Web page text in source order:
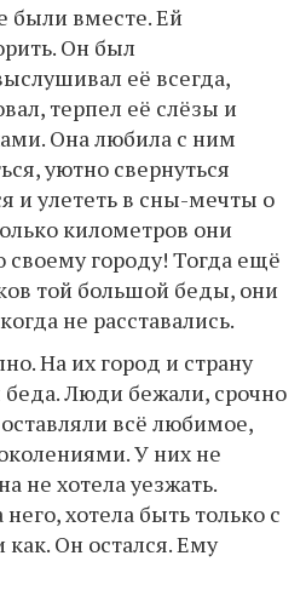
были вместе. Ей
Он был
её всегда,
терпел её слёзы и
Она любила с ним
уютно свернуться
и улететь в сны-мечты о
километров они
городу! Тогда ещё
той большой беды, они
не расставались.
На их город и страну
Люди бежали, срочно
всё любимое,
У них не
не хотела уезжать.
него, хотела быть только с
Он остался. Ему